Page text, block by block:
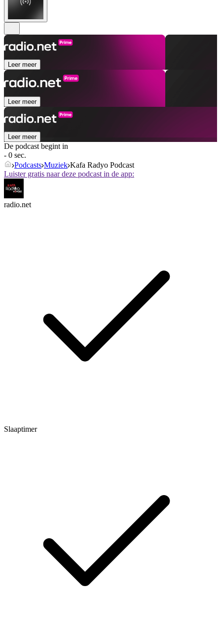
Leer meer
Leer meer
Leer meer
De podcast begint in
- 0 sec.
Podcasts Muziek Kafa Radyo Podcast
Luister gratis naar deze podcast in de app:
radio.net
Slaaptimer